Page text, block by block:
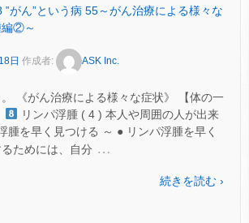
‟がん”という病 55～がん治療による様々な
編②～
日 作成者: ASK Inc.
《がん治療による様々な症状》 【体の一
リンパ浮腫 ( 4 ) 本人や周囲の人が出来
腫を早く見つける ～ ● リンパ浮腫を早く
ためには、自分 …
続きを読む ›